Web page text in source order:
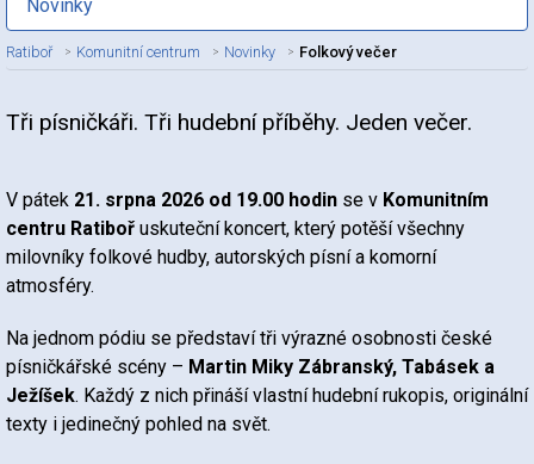
Novinky
Ratiboř Komunitní centrum Novinky Folkový večer
Nadpis článku
Tři písničkáři. Tři hudební příběhy. Jeden večer.
V pátek 21. srpna 2026 od 19.00 hodin se v Komunitním
centru Ratiboř uskuteční koncert, který potěší všechny
milovníky folkové hudby, autorských písní a komorní
atmosféry.
Na jednom pódiu se představí tři výrazné osobnosti české
písničkářské scény – Martin Miky Zábranský, Tabásek a
Ježíšek. Každý z nich přináší vlastní hudební rukopis, originální
texty i jedinečný pohled na svět.